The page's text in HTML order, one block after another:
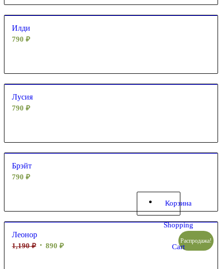
Корзина
Shopping
Cart
Илди
790 ₽
Лусия
790 ₽
Брэйт
790 ₽
Леонор
1,190₽ 890 ₽
Распродажа!